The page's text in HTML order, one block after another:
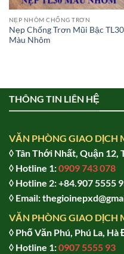
NẸP NHÔM CHỐNG TRƠN
Nẹp Chống Trơn Mũi Bậc TL30
Màu Nhôm
THÔNG TIN LIÊN HỆ
VĂN PHÒNG GIAO DỊCH
◊ Tân Thới Nhất, Quận 12,
◊ Hotline 1:0909 743 078
◊ Hotline 2: +84.907 5555
◊ Email:
VĂN PHÒNG GIAO DỊCH
◊ Phố Văn Phú, Phú La, Hà
◊ Hotline 1:0907 5555 93